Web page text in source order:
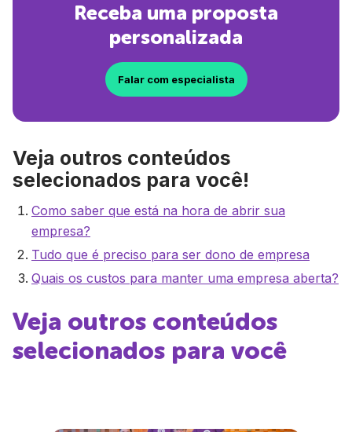
Receba uma proposta
personalizada
Falar com especialista
Veja outros conteúdos
selecionados para você!
Como saber que está na hora de abrir sua
empresa?
Tudo que é preciso para ser dono de empresa
Quais os custos para manter uma empresa aberta?
Veja outros conteúdos
selecionados para você